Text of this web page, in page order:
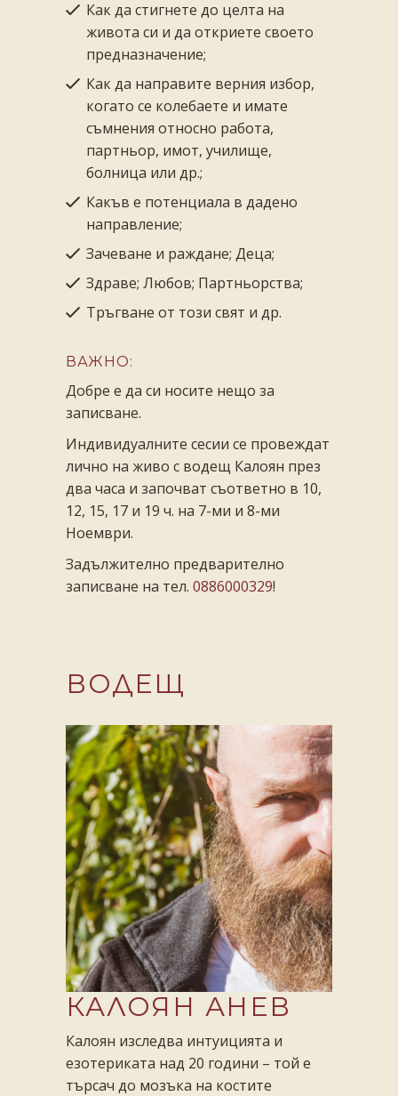
Как да стигнете до целта на
живота си и да откриете своето
предназначение;
Как да направите верния избор,
когато се колебаете и имате
съмнения относно работа,
партньор, имот, училище,
болница или др.;
Какъв е потенциала в дадено
направление;
Зачеване и раждане; Деца;
Здраве; Любов; Партньорства;
Тръгване от този свят и др.
ВАЖНО:
Добре е да си носите нещо за
записване.
Индивидуалните сесии се провеждат
лично на живо с водещ Калоян през
два часа и започват съответно в 10,
12, 15, 17 и 19 ч. на 7-ми и 8-ми
Ноември.
Задължително предварително
записване на тел. 0886000329!
ВОДЕЩ
КАЛОЯН АНЕВ
Калоян изследва интуицията и
езотериката над 20 години – той е
търсач до мозъка на костите